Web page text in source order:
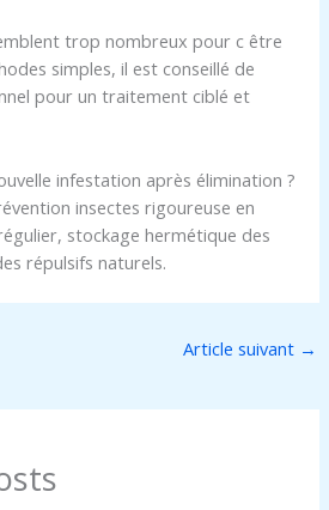
trop nombreux pour c être
simples, il est conseillé de
pour un traitement ciblé et
infestation après élimination ?
insectes rigoureuse en
stockage hermétique des
répulsifs naturels.
Article suivant →